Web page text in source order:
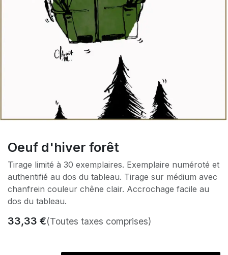
Oeuf d'hiver forêt
Tirage limité à 30 exemplaires. Exemplaire numéroté et
authentifié au dos du tableau. Tirage sur médium avec
chanfrein couleur chêne clair. Accrochage facile au
dos du tableau.
33,33 €(Toutes taxes comprises)